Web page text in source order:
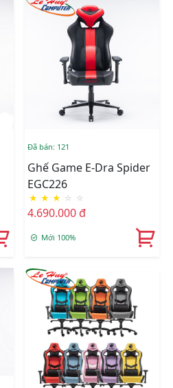
Đã bán: 121
Ghế Game E-Dra Spider
EGC226
★ ★ ★ ☆ ☆
4.690.000 đ
Mới 100%